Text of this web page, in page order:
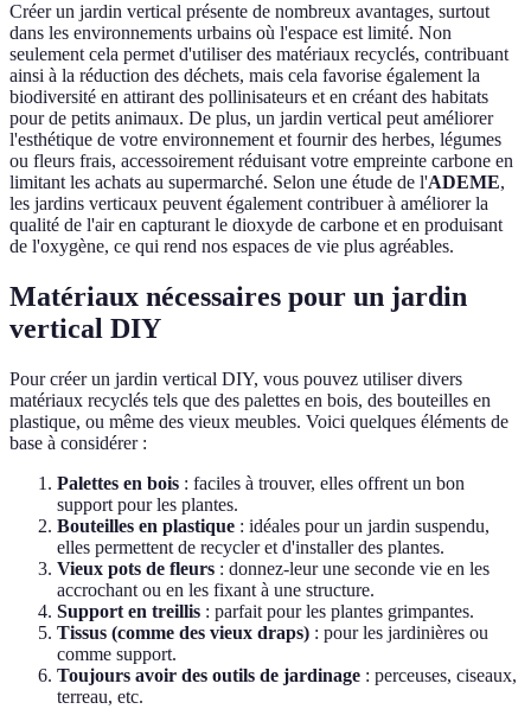
Créer un jardin vertical présente de nombreux avantages, surtout
dans les environnements urbains où l'espace est limité. Non
seulement cela permet d'utiliser des matériaux recyclés, contribuant
ainsi à la réduction des déchets, mais cela favorise également la
biodiversité en attirant des pollinisateurs et en créant des habitats
pour de petits animaux. De plus, un jardin vertical peut améliorer
l'esthétique de votre environnement et fournir des herbes, légumes
ou fleurs frais, accessoirement réduisant votre empreinte carbone en
limitant les achats au supermarché. Selon une étude de l'ADEME,
les jardins verticaux peuvent également contribuer à améliorer la
qualité de l'air en capturant le dioxyde de carbone et en produisant
de l'oxygène, ce qui rend nos espaces de vie plus agréables.
Matériaux nécessaires pour un jardin
vertical DIY
Pour créer un jardin vertical DIY, vous pouvez utiliser divers
matériaux recyclés tels que des palettes en bois, des bouteilles en
plastique, ou même des vieux meubles. Voici quelques éléments de
base à considérer :
Palettes en bois : faciles à trouver, elles offrent un bon
support pour les plantes.
Bouteilles en plastique : idéales pour un jardin suspendu,
elles permettent de recycler et d'installer des plantes.
Vieux pots de fleurs : donnez-leur une seconde vie en les
accrochant ou en les fixant à une structure.
Support en treillis : parfait pour les plantes grimpantes.
Tissus (comme des vieux draps) : pour les jardinières ou
comme support.
Toujours avoir des outils de jardinage : perceuses, ciseaux,
terreau, etc.